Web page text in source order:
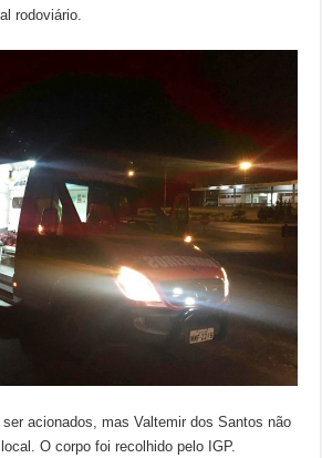
rodoviário.
acionados, mas Valtemir dos Santos não
O corpo foi recolhido pelo IGP.